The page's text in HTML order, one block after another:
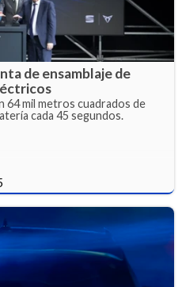
de ensamblaje de
64 mil metros cuadrados de
cada 45 segundos.